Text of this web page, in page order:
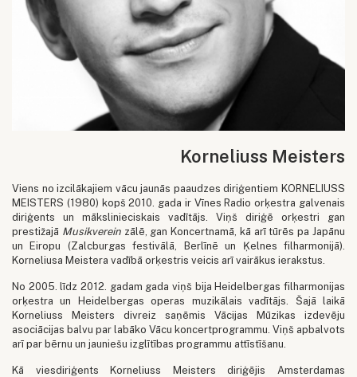
Korneliuss Meisters
Viens no izcilākajiem vācu jaunās paaudzes diriģentiem KORNELIUSS
MEISTERS (1980) kopš 2010. gada ir Vīnes Radio orķestra galvenais
diriģents un mākslinieciskais vadītājs. Viņš diriģē orķestri gan
prestižajā Musikvereinzālē, gan Koncertnamā, kā arī tūrēs pa Japānu
un Eiropu (Zalcburgas festivālā, Berlīnē un Ķelnes filharmonijā).
Korneliusa Meistera vadībā orķestris veicis arī vairākus ierakstus.
No 2005. līdz 2012. gadam gada viņš bija Heidelbergas filharmonijas
orķestra un Heidelbergas operas muzikālais vadītājs. Šajā laikā
Korneliuss Meisters divreiz saņēmis Vācijas Mūzikas izdevēju
asociācijas balvu par labāko Vācu koncertprogrammu. Viņš apbalvots
arī par bērnu un jauniešu izglītības programmu attīstīšanu.
Kā viesdiriģents Korneliuss Meisters diriģējis Amsterdamas